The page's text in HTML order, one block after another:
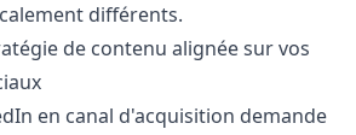
différents.
de contenu alignée sur vos
en canal d'acquisition demande